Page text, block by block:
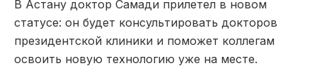
В Астану доктор Самади прилетел в новом
статусе: он будет консультировать докторов
президентской клиники и поможет коллегам
освоить новую технологию уже на месте.